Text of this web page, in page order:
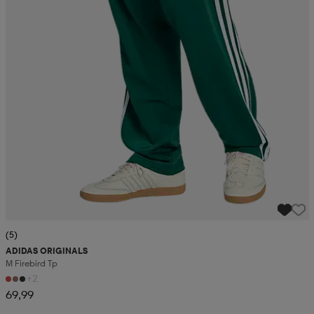
(5)
ADIDAS ORIGINALS
M Firebird Tp
+2
69,99